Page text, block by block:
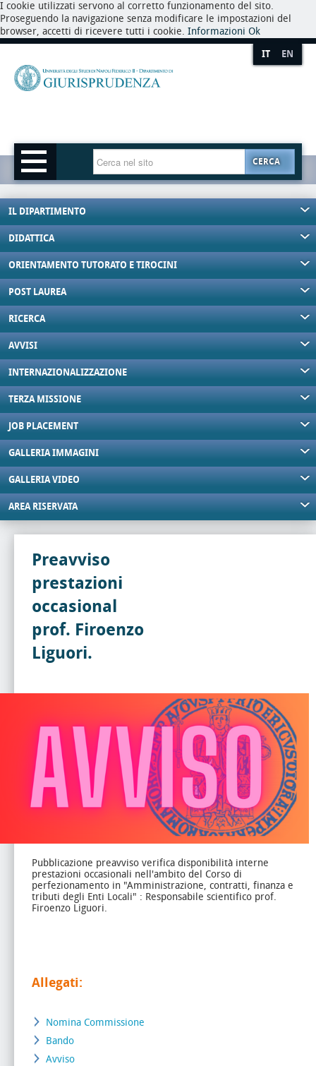
I cookie utilizzati servono al corretto funzionamento del sito.
Proseguendo la navigazione senza modificare le impostazioni del
browser, accetti di ricevere tutti i cookie. Informazioni Ok
IT EN
CERCA
IL DIPARTIMENTO
DIDATTICA
ORIENTAMENTO TUTORATO E TIROCINI
POST LAUREA
RICERCA
AVVISI
INTERNAZIONALIZZAZIONE
TERZA MISSIONE
JOB PLACEMENT
GALLERIA IMMAGINI
GALLERIA VIDEO
AREA RISERVATA
Preavviso
prestazioni
occasional
prof. Firoenzo
Liguori.
Pubblicazione preavviso verifica disponibilità interne
prestazioni occasionali nell'ambito del Corso di
perfezionamento in "Amministrazione, contratti, finanza e
tributi degli Enti Locali" : Responsabile scientifico prof.
Firoenzo Liguori.
Allegati:
Nomina Commissione
Bando
Avviso